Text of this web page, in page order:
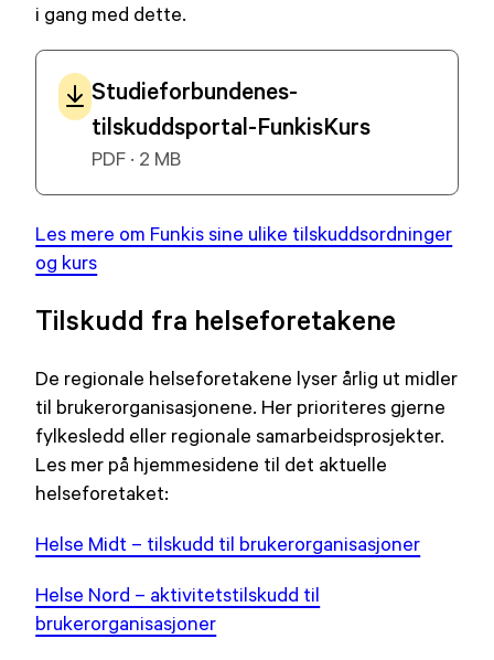
i gang med dette.
Studieforbundenes-
tilskuddsportal-FunkisKurs
PDF · 2 MB
Les mere om Funkis sine ulike tilskuddsordninger
og kurs
Tilskudd fra helseforetakene
De regionale helseforetakene lyser årlig ut midler
til brukerorganisasjonene. Her prioriteres gjerne
fylkesledd eller regionale samarbeidsprosjekter.
Les mer på hjemmesidene til det aktuelle
helseforetaket:
Helse Midt – tilskudd til brukerorganisasjoner
Helse Nord – aktivitetstilskudd til
brukerorganisasjoner